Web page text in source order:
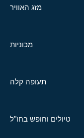
מזג האוויר
מכוניות
תעופה קלה
טיולים וחופש בחו"ל